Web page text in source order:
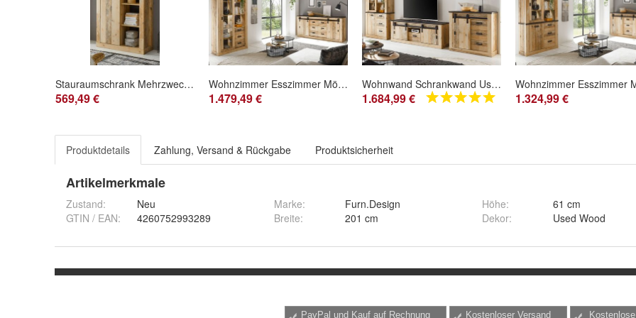
Stauraumschrank Mehrzweckschrank Schiebetürenschrank Used Wood 93 x 201 cm Stove
569,49 €
Wohnzimmer Esszimmer Möbel Set Buffet Sideboard 200 cm Möbelset Used Wood Stove
1.479,49 €
Wohnwand Schrankwand Used Wood Vintage Retro Wohnzimmer Anbauwand 380 cm Stove
1.684,99 € 1.324,99 €
Produktdetails Zahlung, Versand & Rückgabe Produktsicherheit
Artikelmerkmale
Zustand:
Neu
GTIN / EAN:
4260752993289
Marke:
Furn.Design
Breite: 201 cm
Höhe:
61 cm
Dekor: Used Wood